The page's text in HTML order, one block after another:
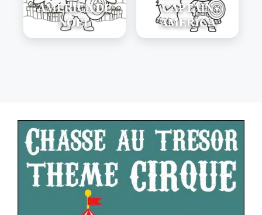
AMERICA DE
NOËL
CAPTAIN
AMERICA